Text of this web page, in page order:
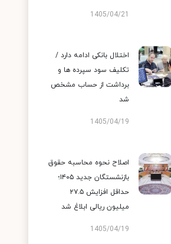
1405/04/21
اختلال بانکی ادامه دارد /
تکلیف سود سپرده ها و
برداشت از حساب مشخص
شد
1405/04/19
اصلاح نحوه محاسبه حقوق
بازنشستگان جدید ۱۴۰۵؛
حداقل افزایش ۲۷.۵
میلیون ریالی ابلاغ شد
1405/04/19